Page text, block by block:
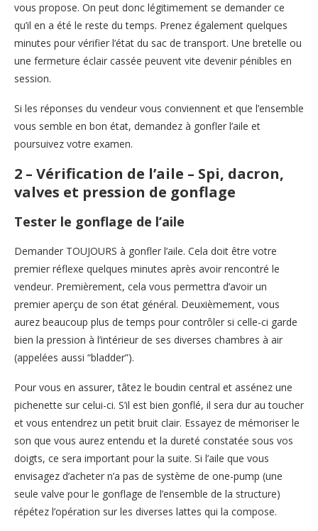
vous propose. On peut donc légitimement se demander ce
qu’il en a été le reste du temps. Prenez également quelques
minutes pour vérifier l’état du sac de transport. Une bretelle ou
une fermeture éclair cassée peuvent vite devenir pénibles en
session.
Si les réponses du vendeur vous conviennent et que l’ensemble
vous semble en bon état, demandez à gonfler l’aile et
poursuivez votre examen.
2 – Vérification de l’aile – Spi, dacron,
valves et pression de gonflage
Tester le gonflage de l’aile
Demander TOUJOURS à gonfler l’aile. Cela doit être votre
premier réflexe quelques minutes après avoir rencontré le
vendeur. Premièrement, cela vous permettra d’avoir un
premier aperçu de son état général. Deuxièmement, vous
aurez beaucoup plus de temps pour contrôler si celle-ci garde
bien la pression à l’intérieur de ses diverses chambres à air
(appelées aussi “bladder”).
Pour vous en assurer, tâtez le boudin central et assénez une
pichenette sur celui-ci. S’il est bien gonflé, il sera dur au toucher
et vous entendrez un petit bruit clair. Essayez de mémoriser le
son que vous aurez entendu et la dureté constatée sous vos
doigts, ce sera important pour la suite. Si l’aile que vous
envisagez d’acheter n’a pas de système de one-pump (une
seule valve pour le gonflage de l’ensemble de la structure)
répétez l’opération sur les diverses lattes qui la compose.